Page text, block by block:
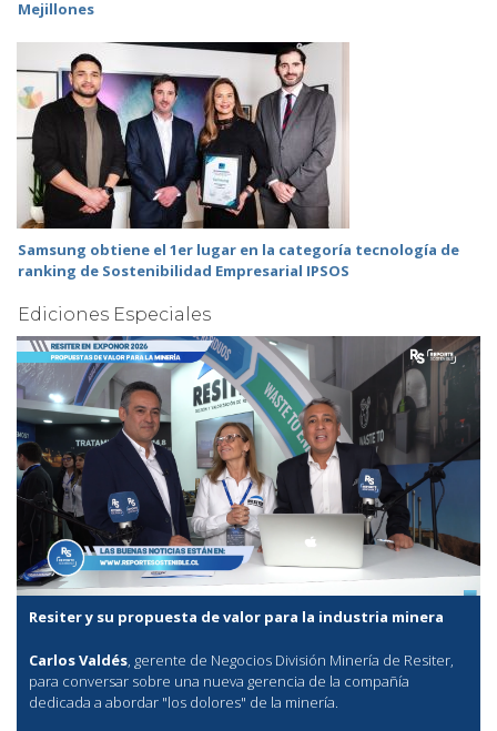
Mejillones
Samsung obtiene el 1er lugar en la categoría tecnología de
ranking de Sostenibilidad Empresarial IPSOS
Ediciones Especiales
Resiter y su propuesta de valor para la industria minera
Carlos Valdés, gerente de Negocios División Minería de Resiter,
para conversar sobre una nueva gerencia de la compañía
dedicada a abordar "los dolores" de la minería.